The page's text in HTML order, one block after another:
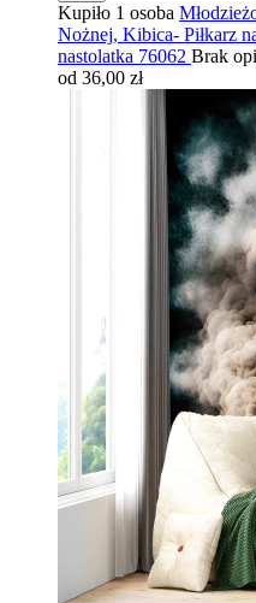
Kupiło 1 osoba
Nożnej, Kibica- Piłkarz
nastolatka 76062 Brak
od 36,00 zł